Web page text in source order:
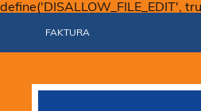
define('DISALLOW_FILE_EDIT',
FAKTURA